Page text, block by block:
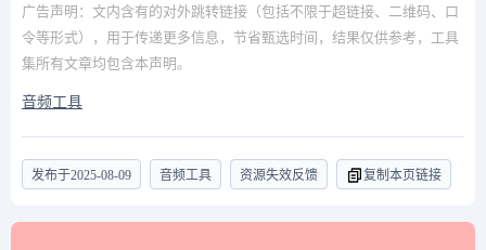
广告声明：文内含有的对外跳转链接（包括不限于超链接、二维码、口
令等形式），用于传递更多信息，节省甄选时间，结果仅供参考，工具
集所有文章均包含本声明。
音频工具
发布于2025-08-09 音频工具 资源失效反馈 复制本页链接